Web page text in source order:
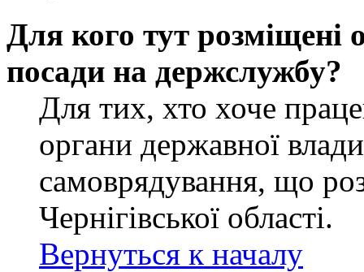
Для кого тут розміщені
посади на держслужбу?
Для тих, хто хоче
органи державної
самоврядування, що
Чернігівської області.
Вернуться к началу